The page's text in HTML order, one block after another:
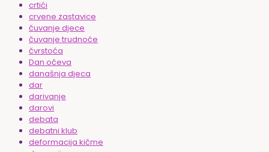
crtići
crvene zastavice
čuvanje djece
čuvanje trudnoće
čvrstoća
Dan očeva
današnja djeca
dar
darivanje
darovi
debata
debatni klub
deformacija kičme